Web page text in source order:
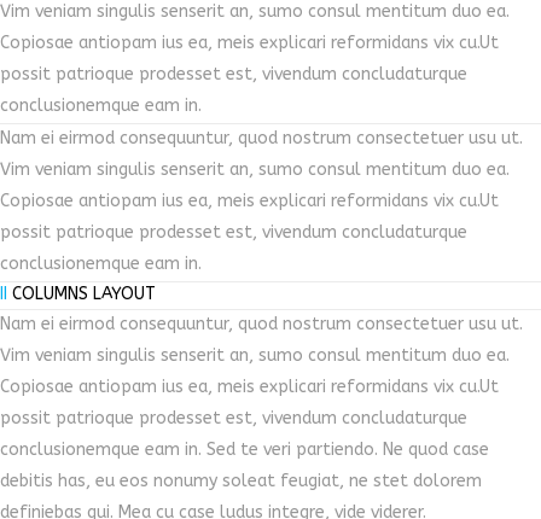
Vim veniam singulis senserit an, sumo consul mentitum duo ea.
Copiosae antiopam ius ea, meis explicari reformidans vix cu.Ut
possit patrioque prodesset est, vivendum concludaturque
conclusionemque eam in.
Nam ei eirmod consequuntur, quod nostrum consectetuer usu ut.
Vim veniam singulis senserit an, sumo consul mentitum duo ea.
Copiosae antiopam ius ea, meis explicari reformidans vix cu.Ut
possit patrioque prodesset est, vivendum concludaturque
conclusionemque eam in.
COLUMNS LAYOUT
Nam ei eirmod consequuntur, quod nostrum consectetuer usu ut.
Vim veniam singulis senserit an, sumo consul mentitum duo ea.
Copiosae antiopam ius ea, meis explicari reformidans vix cu.Ut
possit patrioque prodesset est, vivendum concludaturque
conclusionemque eam in. Sed te veri partiendo. Ne quod case
debitis has, eu eos nonumy soleat feugiat, ne stet dolorem
definiebas qui. Mea cu case ludus integre, vide viderer.